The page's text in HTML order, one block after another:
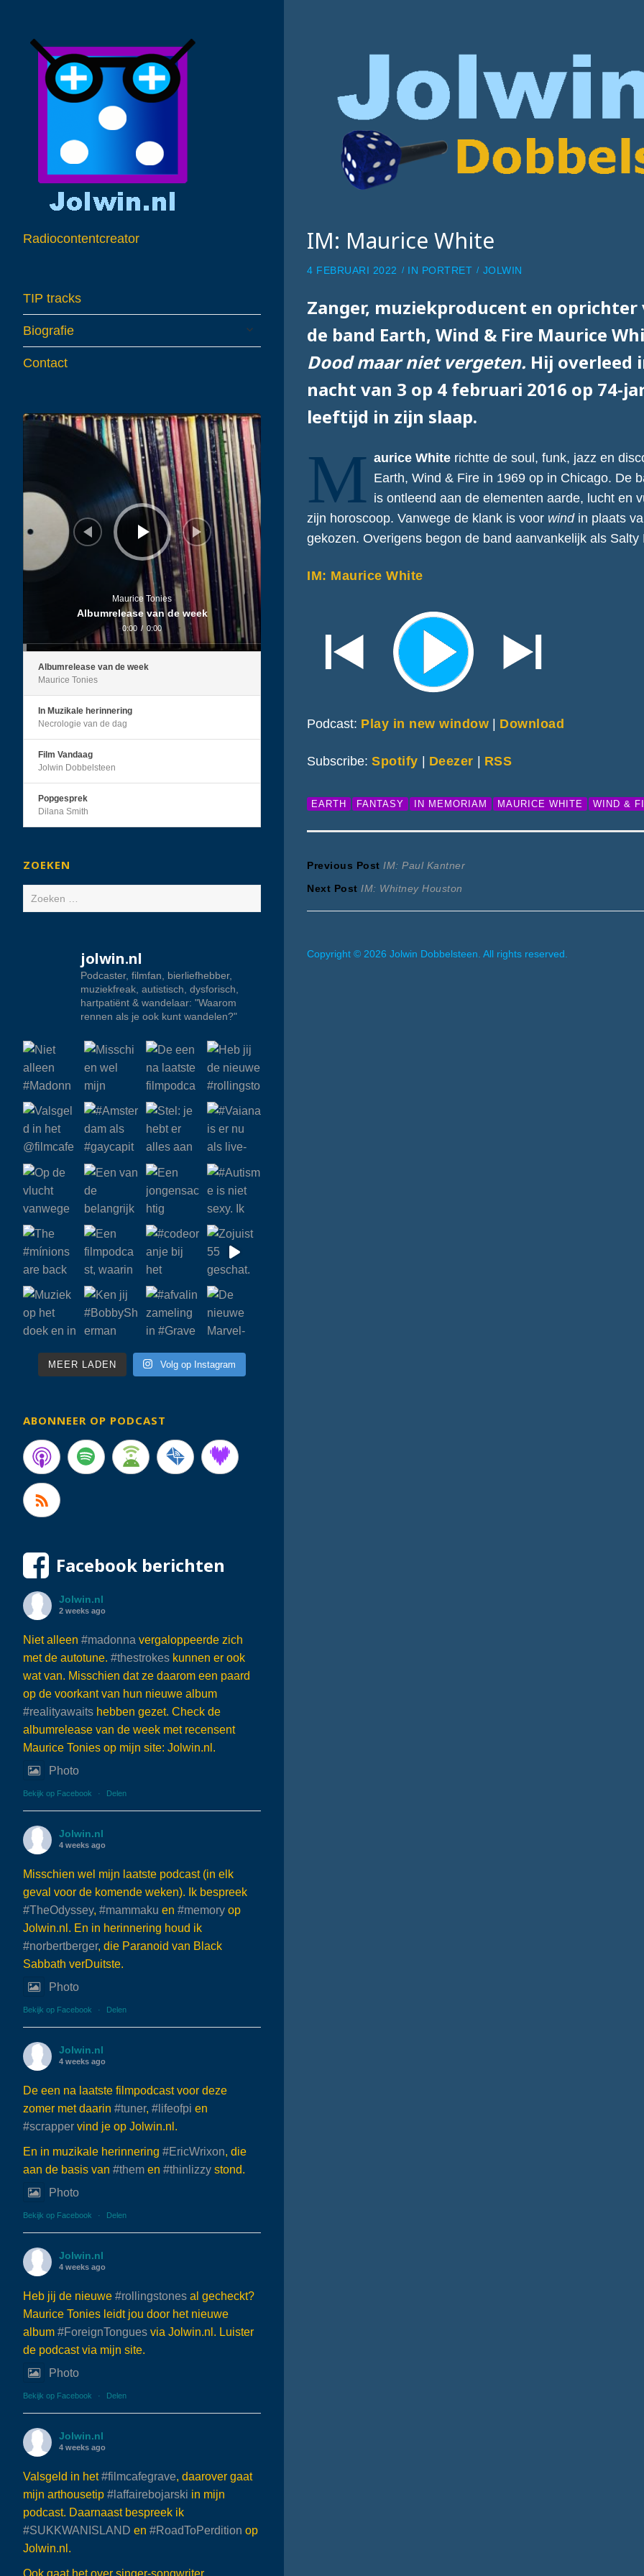
Radiocontentcreator
TIP tracks
Biografie
child
menu
Contact
Audiospeler
Maurice Tonies
Albumrelease van de week
0:00 / 0:00
Albumrelease van de week
Maurice Tonies
In Muzikale herinnering
Necrologie van de dag
Film Vandaag
Jolwin Dobbelsteen
Popgesprek
Dilana Smith
ZOEKEN
Zoeken
naar:
jolwin.nl
Podcaster, filmfan, bierliefhebber,
muziekfreak, autistisch, dysforisch,
hartpatiënt & wandelaar: "Waarom
rennen als je ook kunt wandelen?"
MEER LADEN Volg op Instagram
ABONNEER OP PODCAST
Facebook berichten
Jolwin.nl
2 weeks ago
Niet alleen #madonna vergaloppeerde zich
met de autotune. #thestrokes kunnen er ook
wat van. Misschien dat ze daarom een paard
op de voorkant van hun nieuwe album
#realityawaits hebben gezet. Check de
albumrelease van de week met recensent
Maurice Tonies op mijn site: Jolwin.nl.
Photo
Bekijk op Facebook · Delen
Jolwin.nl
4 weeks ago
Misschien wel mijn laatste podcast (in elk
geval voor de komende weken). Ik bespreek
#TheOdyssey, #mammaku en #memory op
Jolwin.nl. En in herinnering houd ik
#norbertberger, die Paranoid van Black
Sabbath verDuitste.
Photo
Bekijk op Facebook · Delen
Jolwin.nl
4 weeks ago
De een na laatste filmpodcast voor deze
zomer met daarin #tuner, #lifeofpi en
#scrapper vind je op Jolwin.nl.
En in muzikale herinnering #EricWrixon, die
aan de basis van #them en #thinlizzy stond.
Photo
Bekijk op Facebook · Delen
Jolwin.nl
4 weeks ago
Heb jij de nieuwe #rollingstones al gecheckt?
Maurice Tonies leidt jou door het nieuwe
album #ForeignTongues via Jolwin.nl. Luister
de podcast via mijn site.
Photo
Bekijk op Facebook · Delen
Jolwin.nl
4 weeks ago
Valsgeld in het#filmcafegrave, daarover gaat
mijn arthousetip #laffairebojarski in mijn
podcast. Daarnaast bespreek ik
#SUKKWANISLAND en #RoadToPerdition op
Jolwin.nl.
Ook gaat het over singer-songwriter
IM: Maurice White
4 FEBRUARI 2022 IN PORTRET JOLWIN
Zanger, muziekproducent en oprichter
de band Earth, Wind & Fire Maurice
Dood maar niet vergeten. Hij overleed
nacht van 3 op 4 februari 2016 op 74-
leeftijd in zijn slaap.
M aurice White richtte de soul, funk, jazz en
Earth, Wind & Fire in 1969 op in Chicago. De
is ontleend aan de elementen aarde, lucht en
zijn horoscoop. Vanwege de klank is voor windin plaats
gekozen. Overigens begon de band aanvankelijk als Salty
IM: Maurice White
Podcast: Play in new window | Download
Subscribe:Spotify | Deezer | RSS
EARTH FANTASY IN MEMORIAM MAURICE WHITE WIND &
Bericht
navigatie
Previous Post Previous
post:
IM: Paul Kantner
Next Post Next
post:
IM: Whitney Houston
Copyright © 2026 Jolwin Dobbelsteen. All rights reserved.